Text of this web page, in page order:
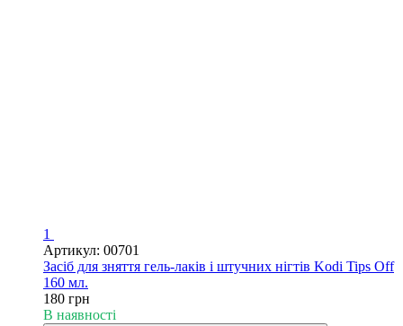
1
Артикул: 00701
Засіб для зняття гель-лаків і штучних нігтів Kodi Tips Off
160 мл.
180 грн
В наявності